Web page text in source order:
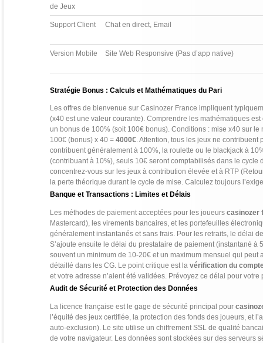
de Jeux
Support Client Chat en direct, Email
Version Mobile Site Web Responsive (Pas d’app native)
Stratégie Bonus : Calculs et Mathématiques du Pari
Les offres de bienvenue sur Casinozer France impliquent
(x40 est une valeur courante). Comprendre les mathématiques
un bonus de 100% (soit 100€ bonus). Conditions : mise x40 sur
100€ (bonus) x 40 =4000€. Attention, tous les jeux ne
contribuent généralement à 100%, la roulette ou le blackjack à
(contribuant à 10%), seuls 10€ seront comptabilisés dans le cycle
concentrez-vous sur les jeux à contribution élevée et à RTP
la perte théorique durant le cycle de mise. Calculez toujours
Banque et Transactions : Limites et Délais
Les méthodes de paiement acceptées pour les joueurscasinozer
Mastercard), les virements bancaires, et les portefeuilles
généralement instantanés et sans frais. Pour les retraits, le délai
S’ajoute ensuite le délai du prestataire de paiement (instantané à
souvent un minimum de 10-20€ et un maximum mensuel qui peut
détaillé dans les CG. Le point critique est lavérification du
et votre adresse n’aient été validées. Prévoyez ce délai pour
Audit de Sécurité et Protection des Données
La licence française est le gage de sécurité principal pour
l’équité des jeux certifiée, la protection des fonds des joueurs, et
auto-exclusion). Le site utilise un chiffrement SSL de qualité
de votre navigateur. Les données sont stockées sur des serveurs